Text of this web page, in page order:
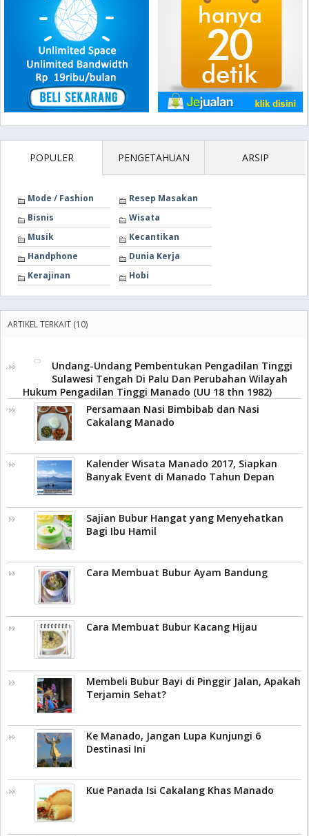
POPULER PENGETAHUAN ARSIP
Mode / Fashion
Resep Masakan
Bisnis
Wisata
Musik
Kecantikan
Handphone
Dunia Kerja
Kerajinan
Hobi
ARTIKEL TERKAIT (10)
Undang-Undang Pembentukan Pengadilan Tinggi
Sulawesi Tengah Di Palu Dan Perubahan Wilayah
Hukum Pengadilan Tinggi Manado (UU 18 thn 1982)
Persamaan Nasi Bimbibab dan Nasi
Cakalang Manado
Kalender Wisata Manado 2017, Siapkan
Banyak Event di Manado Tahun Depan
Sajian Bubur Hangat yang Menyehatkan
Bagi Ibu Hamil
Cara Membuat Bubur Ayam Bandung
Cara Membuat Bubur Kacang Hijau
Membeli Bubur Bayi di Pinggir Jalan, Apakah
Terjamin Sehat?
Ke Manado, Jangan Lupa Kunjungi 6
Destinasi Ini
Kue Panada Isi Cakalang Khas Manado